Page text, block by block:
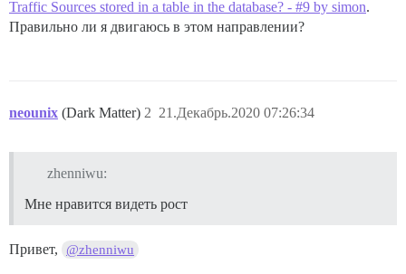
Traffic Sources stored in a table in the database? - #9 by simon.
Правильно ли я двигаюсь в этом направлении?
neounix (Dark Matter) 21.Декабрь.2020 07:26:34
2
zhenniwu:
Мне нравится видеть рост
Привет, @zhenniwu